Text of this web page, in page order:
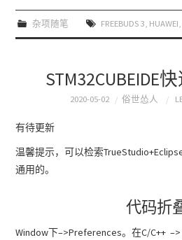
杂项随笔 FREEBUDS 3 HUAWEI
STM32CUBEIDE
2020-05-02 俗世怂人
有待更新
温馨提示，可以检索
通用的。
代码折
Window下–>Preferences。在C/C++